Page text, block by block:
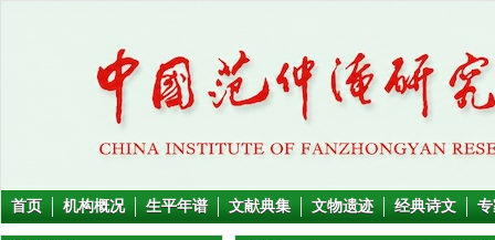
首页 机构概况 生平年谱 文献典集 文物遗迹 经典诗文